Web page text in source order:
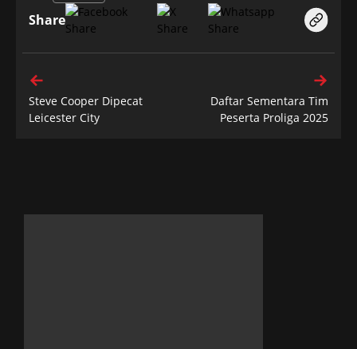
Share
Steve Cooper Dipecat
Leicester City
Daftar Sementara Tim
Peserta Proliga 2025